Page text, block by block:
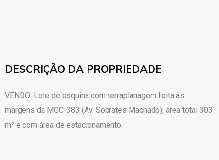
DESCRIÇÃO DA PROPRIEDADE
VENDO: Lote de esquina com terraplanagem feita às
margens da MGC-383 (Av. Sócrates Machado), área total 303
m² e com área de estacionamento.